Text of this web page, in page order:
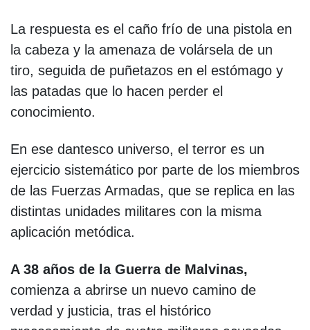
La respuesta es el caño frío de una pistola en
la cabeza y la amenaza de volársela de un
tiro, seguida de puñetazos en el estómago y
las patadas que lo hacen perder el
conocimiento.
En ese dantesco universo, el terror es un
ejercicio sistemático por parte de los miembros
de las Fuerzas Armadas, que se replica en las
distintas unidades militares con la misma
aplicación metódica.
A 38 años de la Guerra de Malvinas,
comienza a abrirse un nuevo camino de
verdad y justicia, tras el histórico